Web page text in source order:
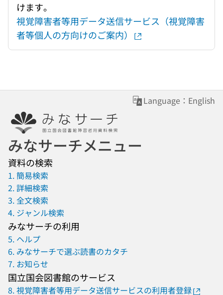
けます。
視覚障害者等用データ送信サービス（視覚障害
者等個人の方向けのご案内）
Language：English
みなサーチメニュー
資料の検索
1. 簡易検索
2. 詳細検索
3. 全文検索
4. ジャンル検索
みなサーチの利用
5. ヘルプ
6. みなサーチで選ぶ読書のカタチ
7. お知らせ
国立国会図書館のサービス
8. 視覚障害者等用データ送信サービスの利用者登録